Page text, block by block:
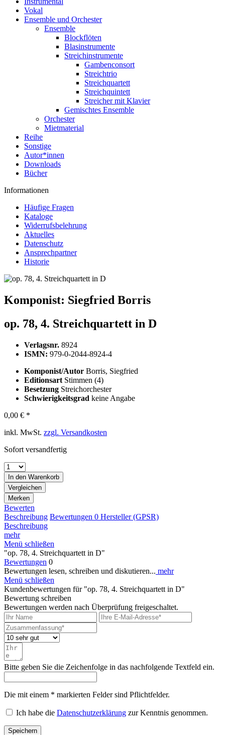
Vokal
Ensemble und Orchester
Ensemble
Blockflöten
Blasinstrumente
Streichinstrumente
Gambenconsort
Streichtrio
Streichquartett
Streichquintett
Streicher mit Klavier
Gemischtes Ensemble
Orchester
Mietmaterial
Reihe
Sonstige
Autor*innen
Downloads
Bücher
Informationen
Häufige Fragen
Kataloge
Widerrufsbelehrung
Aktuelles
Datenschutz
Ansprechpartner
Historie
Komponist: Siegfried Borris
op. 78, 4. Streichquartett in D
Verlagsnr. 8924
ISMN: 979-0-2044-8924-4
Komponist/Autor Borris, Siegfried
Editionsart Stimmen (4)
Besetzung Streichorchester
Schwierigkeitsgrad keine Angabe
0,00 € *
inkl. MwSt. zzgl. Versandkosten
Sofort versandfertig
In den Warenkorb
Vergleichen
Merken
Bewerten
Beschreibung Bewertungen 0 Hersteller (GPSR)
Beschreibung
mehr
Menü schließen
"op. 78, 4. Streichquartett in D"
Bewertungen 0
Bewertungen lesen, schreiben und diskutieren... mehr
Menü schließen
Kundenbewertungen für "op. 78, 4. Streichquartett in D"
Bewertung schreiben
Bewertungen werden nach Überprüfung freigeschaltet.
Bitte geben Sie die Zeichenfolge in das nachfolgende Textfeld ein.
Die mit einem * markierten Felder sind Pflichtfelder.
Ich habe die Datenschutzerklärung zur Kenntnis genommen.
Speichern